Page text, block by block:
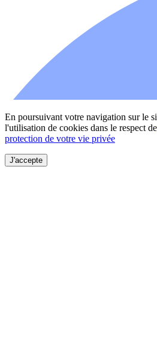
En poursuivant votre navigation sur le
l'utilisation de cookies dans le respect de
protection de votre vie privée
J'accepte